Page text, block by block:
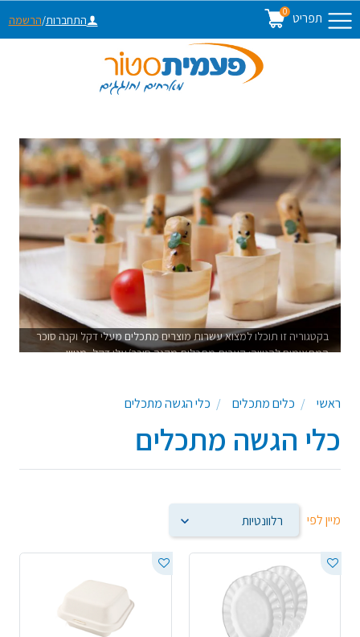
תפריט 0
התחברות/הרשמה
בקטגוריה זו תוכלו למצוא עשרות מוצרים מתכלים מעלי דקל וקנה סוכר
המתאימים להגשה: קערות מתכלות מקנה סוכר/עלי דקל, מגשי
משלימים ידידותיים לסביבה המתאימים לעיצוב שולחן לימי הולדת, עיצובראשי כלים מתכלים כלי הגשה מתכלים
כלי הגשה מתכלים
מיין לפי